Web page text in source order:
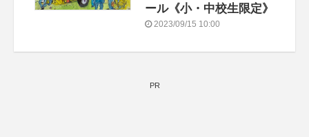
ール《小・中校生限定》
2023/09/15 10:00
PR